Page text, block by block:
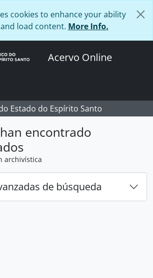
cookies to enhance your ability
load content. More Info.
Acervo Online
Estado do Espírito Santo
encontrado
archivística
de búsqueda